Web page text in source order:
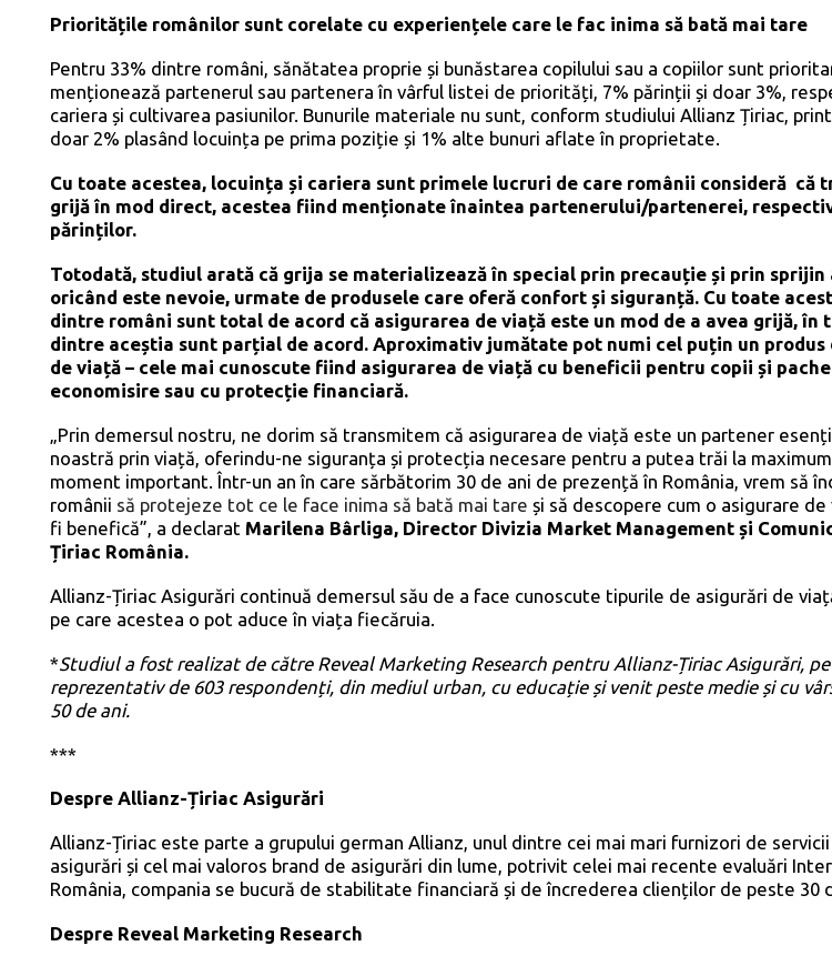
Prioritățile românilor sunt corelate cu experiențele care le fac inima să bată mai tare
Pentru 33% dintre români, sănătatea proprie și bunăstarea copilului sau a copiilor sunt
menționează partenerul sau partenera în vârful listei de priorități, 7% părinții și doar 3%,
cariera și cultivarea pasiunilor. Bunurile materiale nu sunt, conform studiului Allianz Țiriac,
doar 2% plasând locuința pe prima poziție și 1% alte bunuri aflate în proprietate.
Cu toate acestea, locuința și cariera sunt primele lucruri de care românii consideră că
grijă în mod direct, acestea fiind menționate înaintea partenerului/partenerei,
părinților.
Totodată, studiul arată că grija se materializează în special prin precauție și prin sprijin
oricând este nevoie, urmate de produsele care oferă confort și siguranță. Cu toate
dintre români sunt total de acord că asigurarea de viață este un mod de a avea grijă, în
dintre aceștia sunt parțial de acord. Aproximativ jumătate pot numi cel puțin un produs
de viață – cele mai cunoscute fiind asigurarea de viață cu beneficii pentru copii și
economisire sau cu protecție financiară.
„Prin demersul nostru, ne dorim să transmitem că asigurarea de viață este un partener
noastră prin viață, oferindu-ne siguranța și protecția necesare pentru a putea trăi la
moment important. Într-un an în care sărbătorim 30 de ani de prezență în România, vrem să
românii să protejeze tot ce le face inima să bată mai tare și să descopere cum o asigurare
fi benefică”, a declarat Marilena Bârliga, Director Divizia Market Management și
Țiriac România.
Allianz-Țiriac Asigurări continuă demersul său de a face cunoscute tipurile de asigurări de
pe care acestea o pot aduce în viața fiecăruia.
* Studiul a fost realizat de către Reveal Marketing Research pentru Allianz-Țiriac Asigurări,
reprezentativ de 603 respondenți, din mediul urban, cu educație și venit peste medie și cu
50 de ani.
***
Despre Allianz-Țiriac Asigurări
Allianz-Țiriac este parte a grupului german Allianz, unul dintre cei mai mari furnizori de
asigurări și cel mai valoros brand de asigurări din lume, potrivit celei mai recente evaluări
România, compania se bucură de stabilitate financiară și de încrederea clienților de peste 30
Despre Reveal Marketing Research